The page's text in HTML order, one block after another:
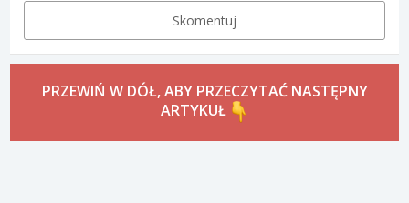
Skomentuj
PRZEWIŃ W DÓŁ, ABY PRZECZYTAĆ NASTĘPNY
ARTYKUŁ